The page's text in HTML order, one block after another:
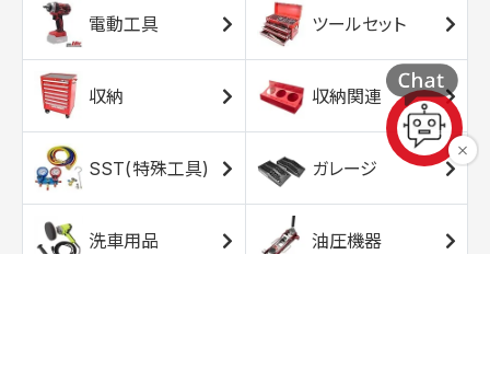
電動工具 ツールセット
収納 収納関連
SST(特殊工具) ガレージ
洗車用品 油圧機器